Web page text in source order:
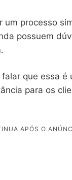
um processo
possuem
que essa é
para os